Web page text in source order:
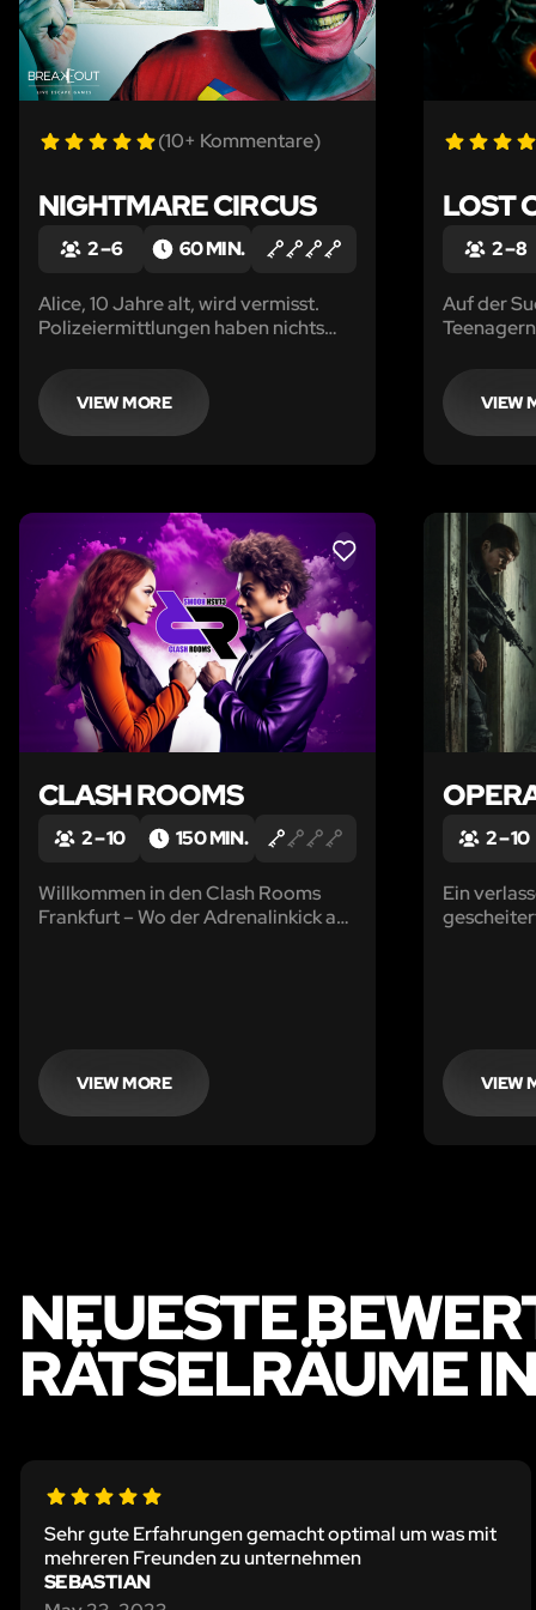
(10+ Kommentare)
NIGHTMARE CIRCUS
2 – 6 60 MIN.
Alice, 10 Jahre alt, wird vermisst.
Polizeiermittlungen haben nichts
ist hoffnungslos und hat ihre eigene
Nachforschung nachgestellt.
VIEW MORE
LOST
2 – 8
Auf der
Teenagern …
VIEW
LIKE
CLASH ROOMS
2 – 10 150 MIN.
Willkommen in den Clash Rooms
Frankfurt – Wo der Adrenalinkick auf
VIEW MORE
2 – 10
Ein
VIEW
NEUESTE
RÄTSELRÄUME
Sehr gute Erfahrungen gemacht optimal um was mit
mehreren Freunden zu unternehmen
SEBASTIAN